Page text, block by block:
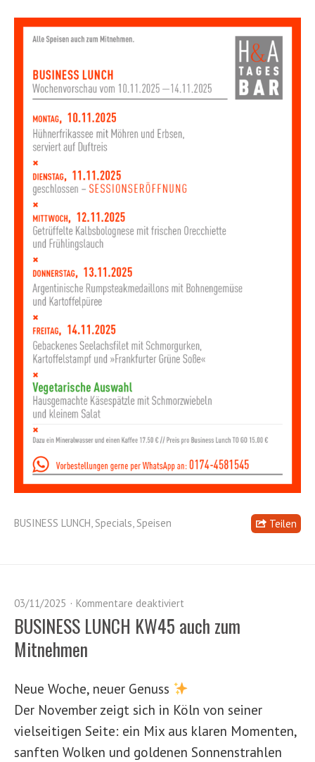
BUSINESS LUNCH, Specials, Speisen Teilen
03/11/2025 Kommentare deaktiviert
BUSINESS LUNCH KW45 auch zum
Mitnehmen
Neue Woche, neuer Genuss
Der November zeigt sich in Köln von seiner
vielseitigen Seite: ein Mix aus klaren Momenten,
sanften Wolken und goldenen Sonnenstrahlen